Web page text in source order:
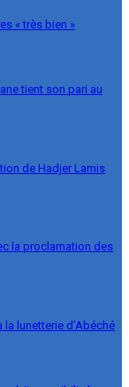
« très bien »
tient son pari au
de Hadjer Lamis
la proclamation des
lunetterie d’Abéché